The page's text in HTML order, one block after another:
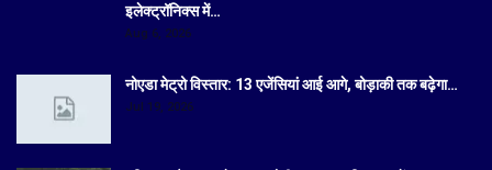
इलेक्ट्रॉनिक्स में…
Aug 6, 2026
नोएडा मेट्रो विस्तार: 13 एजेंसियां आई आगे, बोड़ाकी तक बढ़ेगा…
Jul 19, 2026